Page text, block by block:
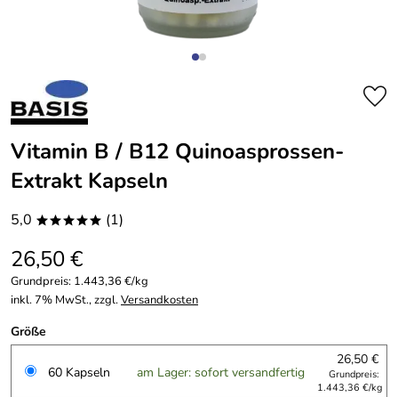
Vitamin B / B12 Quinoasprossen-
Extrakt Kapseln
5,0 ***** (1)
26,50 €
Grundpreis: 1.443,36 €/kg
inkl. 7% MwSt., zzgl.Versandkosten
Größe
60 Kapseln am Lager: sofort versandfertig
26,50 €
Grundpreis:
1.443,36 €/kg